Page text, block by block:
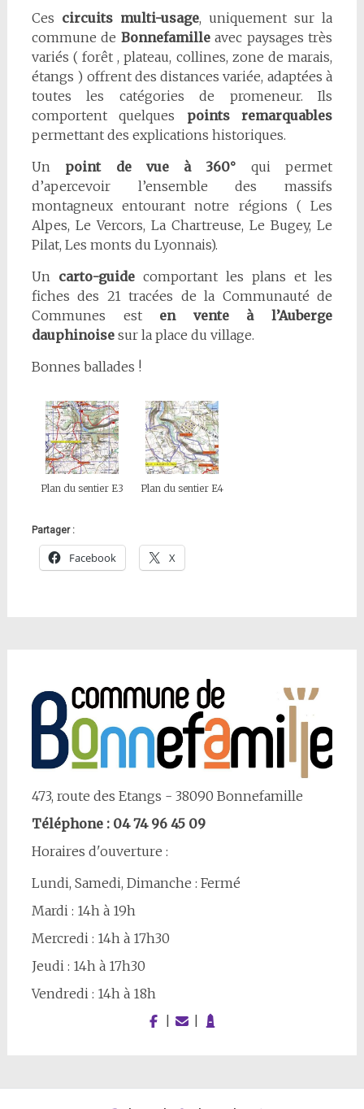
Ces circuits multi-usage, uniquement sur la
commune de Bonnefamilleavec paysages très
variés ( forêt , plateau, collines, zone de marais,
étangs ) offrent des distances variée, adaptées à
toutes les catégories de promeneur. Ils
comportent quelques points remarquables
permettant des explications historiques.
Un point de vue à 360° qui permet
d’apercevoir l’ensemble des massifs
montagneux entourant notre régions ( Les
Alpes, Le Vercors, La Chartreuse, Le Bugey, Le
Pilat, Les monts du Lyonnais).
Un carto-guidecomportant les plans et les
fiches des 21 tracées de la Communauté de
Communes est en vente à l’Auberge
dauphinoisesur la place du village.
Bonnes ballades !
Plan du sentier E3 Plan du sentier E4
Partager :
Facebook X
473, route des Etangs - 38090 Bonnefamille
Téléphone : 04 74 96 45 09
Horaires d'ouverture :
Lundi, Samedi, Dimanche : Fermé
Mardi : 14h à 19h
Mercredi : 14h à 17h30
Jeudi : 14h à 17h30
Vendredi : 14h à 18h